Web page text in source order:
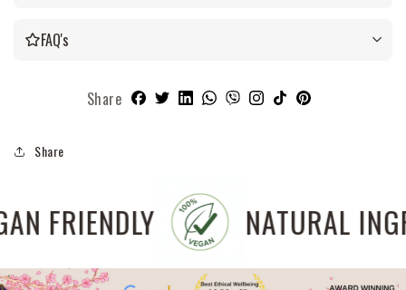
FAQ's
Share
Share
VEGAN FRIENDLY